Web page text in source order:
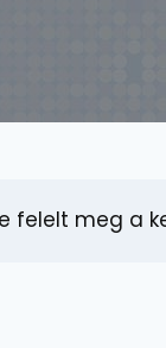
felelt meg a